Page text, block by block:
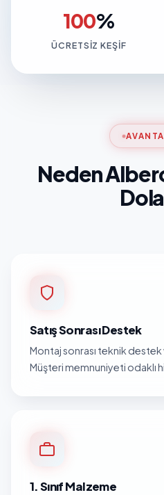
100%
ÜCRETSIZ KEŞIF
Neden
Satış Sonrası Destek
Montaj sonrası teknik destek
Müşteri memnuniyeti odaklı
1. Sınıf Malzeme